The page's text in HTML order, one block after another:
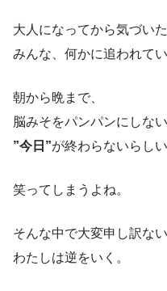
大人になってから気づいた
みんな、何かに追われて
朝から晩まで、
脳みそをパンパンにしない
”今日”が終わらないらしい
笑ってしまうよね。
そんな中で大変申し訳ない
わたしは逆をいく。